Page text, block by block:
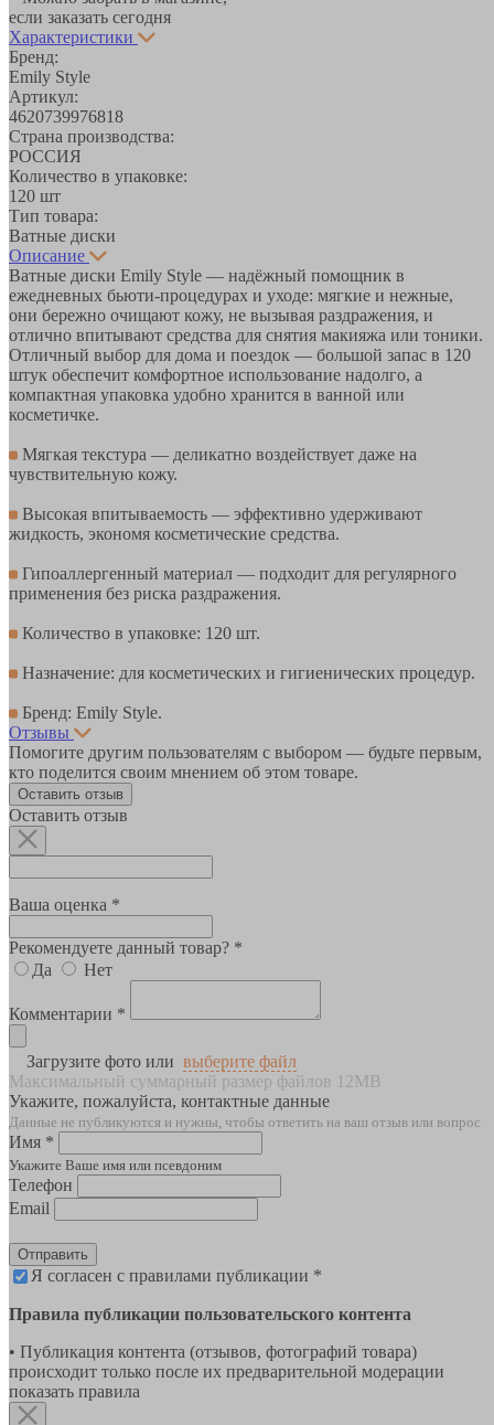
если заказать сегодня
Характеристики
Бренд:
Emily Style
Артикул:
4620739976818
Страна производства:
РОССИЯ
Количество в упаковке:
120 шт
Тип товара:
Ватные диски
Описание
Ватные диски Emily Style — надёжный помощник в
ежедневных бьюти‑процедурах и уходе: мягкие и нежные,
они бережно очищают кожу, не вызывая раздражения, и
отлично впитывают средства для снятия макияжа или тоники.
Отличный выбор для дома и поездок — большой запас в 120
штук обеспечит комфортное использование надолго, а
компактная упаковка удобно хранится в ванной или
косметичке.
Мягкая текстура — деликатно воздействует даже на
чувствительную кожу.
Высокая впитываемость — эффективно удерживают
жидкость, экономя косметические средства.
Гипоаллергенный материал — подходит для регулярного
применения без риска раздражения.
Количество в упаковке: 120 шт.
Назначение: для косметических и гигиенических процедур.
Бренд: Emily Style.
Отзывы
Помогите другим пользователям с выбором — будьте первым,
кто поделится своим мнением об этом товаре.
Оставить отзыв
Оставить отзыв
Ваша оценка *
Рекомендуете данный товар? *
Да
Нет
Комментарии *
Загрузите фото или выберите файл
Максимальный суммарный размер файлов 12MB
Укажите, пожалуйста, контактные данные
Данные не публикуются и нужны, чтобы ответить на ваш отзыв или вопрос
Имя *
Укажите Ваше имя или псевдоним
Телефон
Email
Отправить
Я согласен с правилами публикации *
Правила публикации пользовательского контента
• Публикация контента (отзывов, фотографий товара)
происходит только после их предварительной модерации
показать правила